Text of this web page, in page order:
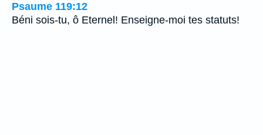
Psaume 119:12
Béni sois-tu, ô Eternel! Enseigne-moi tes statuts!